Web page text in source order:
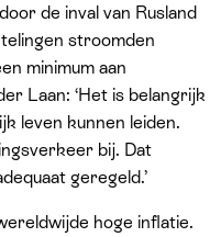
de inval van Rusland
stroomden
minimum aan
Laan: ‘Het is belangrijk
leven kunnen leiden.
bij. Dat
geregeld.’
hoge inflatie.